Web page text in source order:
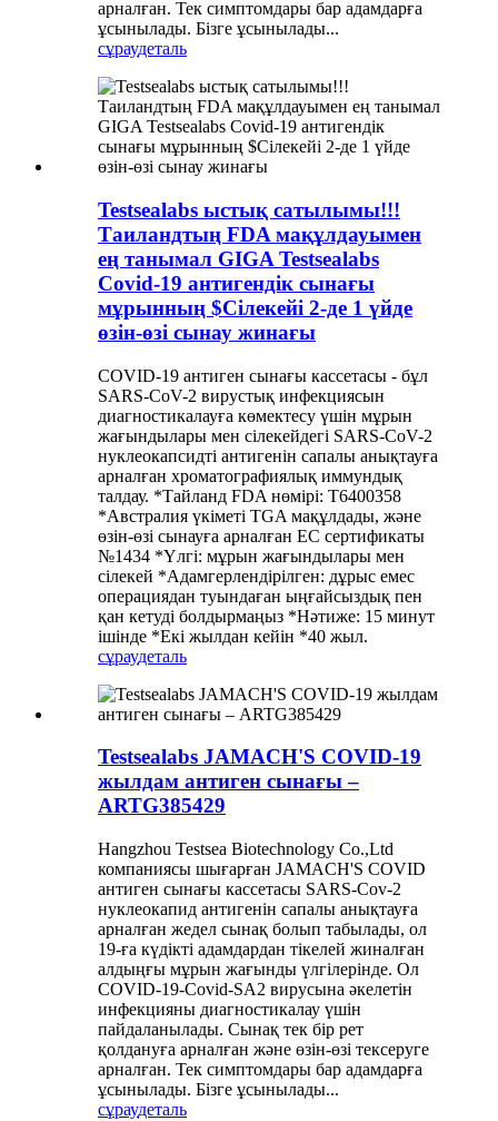
арналған. Тек симптомдары бар адамдарға
ұсынылады. Бізге ұсынылады...
сұраудеталь
Testsealabs ыстық сатылымы!!!
Таиландтың FDA мақұлдауымен
ең танымал GIGA Testsealabs
Covid-19 антигендік сынағы
мұрынның $Сілекейі 2-де 1 үйде
өзін-өзі сынау жинағы
COVID-19 антиген сынағы кассетасы - бұл
SARS-CoV-2 вирустық инфекциясын
диагностикалауға көмектесу үшін мұрын
жағындылары мен сілекейдегі SARS-CoV-2
нуклеокапсидті антигенін сапалы анықтауға
арналған хроматографиялық иммундық
талдау. *Тайланд FDA нөмірі: T6400358
*Австралия үкіметі TGA мақұлдады, және
өзін-өзі сынауға арналған EC сертификаты
№1434 *Үлгі: мұрын жағындылары мен
сілекей *Адамгерлендірілген: дұрыс емес
операциядан туындаған ыңғайсыздық пен
қан кетуді болдырмаңыз *Нәтиже: 15 минут
ішінде *Екі жылдан кейін *40 жыл.
сұраудеталь
Testsealabs JAMACH'S COVID-19
жылдам антиген сынағы –
ARTG385429
Hangzhou Testsea Biotechnology Co.,Ltd
компаниясы шығарған JAMACH'S COVID
антиген сынағы кассетасы SARS-Cov-2
нуклеокапид антигенін сапалы анықтауға
арналған жедел сынақ болып табылады, ол
19-ға күдікті адамдардан тікелей жиналған
алдыңғы мұрын жағынды үлгілерінде. Ол
COVID-19-Covid-SA2 вирусына әкелетін
инфекцияны диагностикалау үшін
пайдаланылады. Сынақ тек бір рет
қолдануға арналған және өзін-өзі тексеруге
арналған. Тек симптомдары бар адамдарға
ұсынылады. Бізге ұсынылады...
сұраудеталь